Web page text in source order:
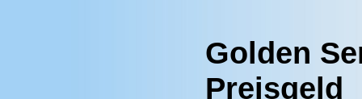
Golden
Preisgeld